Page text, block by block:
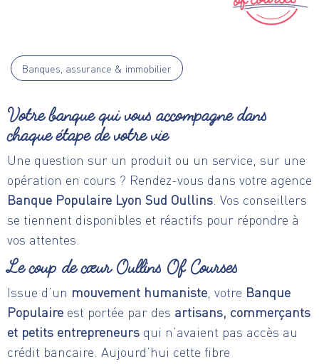
Banques, assurance & immobilier
Votre banque qui vous accompagne dans
chaque étape de votre vie
Une question sur un produit ou un service, sur une
opération en cours ? Rendez-vous dans votre agence
Banque Populaire Lyon Sud Oullins . Vos conseillers
se tiennent disponibles et réactifs pour répondre à
vos attentes.
Le coup de cœur Oullins Of Courses
Issue d’un mouvement humaniste , votre Banque
Populaire est portée par des artisans, commerçants
et petits entrepreneurs qui n’avaient pas accès au
crédit bancaire. Aujourd’hui cette fibre